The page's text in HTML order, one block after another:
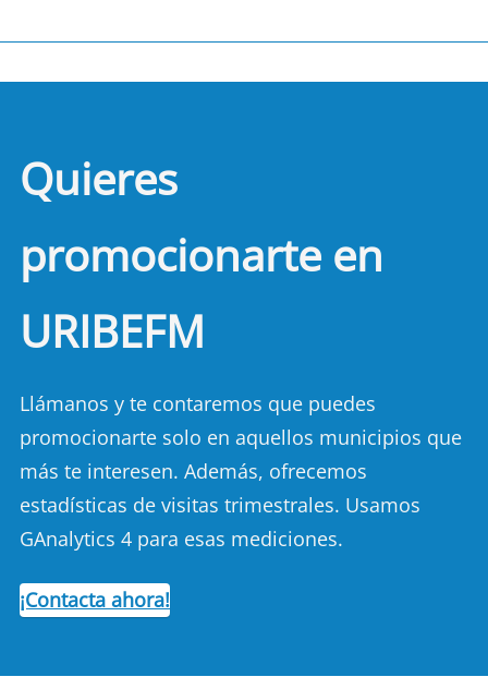
Quieres
promocionarte en
URIBEFM
Llámanos y te contaremos que puedes
promocionarte solo en aquellos municipios que
más te interesen. Además, ofrecemos
estadísticas de visitas trimestrales. Usamos
GAnalytics 4 para esas mediciones.
¡Contacta ahora!